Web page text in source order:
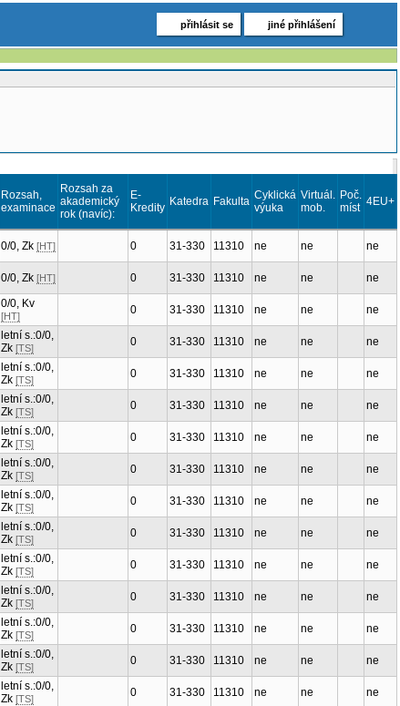
přihlásit se jiné přihlášení
Rozsah,
examinace
Rozsah za
akademický
rok (navíc):
E-
Kredity Katedra Fakulta Cyklická
výuka
Virtuál.
mob.
Poč.
míst 4EU+
0/0, Zk [HT] 0 31-330 11310 ne ne ne
0/0, Zk [HT] 0 31-330 11310 ne ne ne
0/0, Kv
[HT] 0 31-330 11310 ne ne ne
letní s.:0/0,
Zk [TS] 0 31-330 11310 ne ne ne
letní s.:0/0,
Zk [TS] 0 31-330 11310 ne ne ne
letní s.:0/0,
Zk [TS] 0 31-330 11310 ne ne ne
letní s.:0/0,
Zk [TS] 0 31-330 11310 ne ne ne
letní s.:0/0,
Zk [TS] 0 31-330 11310 ne ne ne
letní s.:0/0,
Zk [TS] 0 31-330 11310 ne ne ne
letní s.:0/0,
Zk [TS] 0 31-330 11310 ne ne ne
letní s.:0/0,
Zk [TS] 0 31-330 11310 ne ne ne
letní s.:0/0,
Zk [TS] 0 31-330 11310 ne ne ne
letní s.:0/0,
Zk [TS] 0 31-330 11310 ne ne ne
letní s.:0/0,
Zk [TS] 0 31-330 11310 ne ne ne
letní s.:0/0,
Zk [TS] 0 31-330 11310 ne ne ne